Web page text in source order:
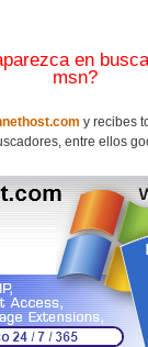
en
msn?
y recibes
entre ellos